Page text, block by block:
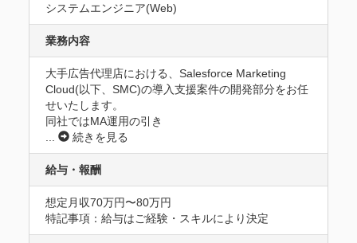
システムエンジニア(Web)
業務内容
大手広告代理店における、Salesforce Marketing
Cloud(以下、SMC)の導入支援案件の開発部分をお任
せいたします。
同社ではMA運用の引き
続きを見る
給与・報酬
想定月収70万円〜80万円
特記事項：給与はご経験・スキルにより決定